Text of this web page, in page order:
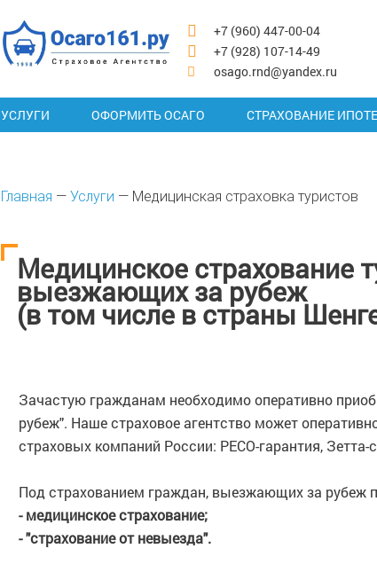
+7 (960) 447-00-04
+7 (928) 107-14-49
osago.rnd@yandex.ru
УСЛУГИ ОФОРМИТЬ ОСАГО СТРАХОВАНИЕ
Главная — Услуги — Медицинская страховка туристов
Медицинское страхование
выезжающих за рубеж
(в том числе в страны
Зачастую гражданам необходимо оперативно
рубеж". Наше страховое агентство может
страховых компаний России: РЕСО-гарантия, Зетта-
Под страхованием граждан, выезжающих за рубеж
- медицинское страхование;
- "страхование от невыезда".